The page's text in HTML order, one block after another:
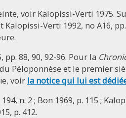
voir Kalopissi-Verti 1975.
Verti 1992, no A16, pp.
pp. 88, 90, 92-96. Pour la
Péloponnèse et le premier
voir la notice qui lui est
n. 2 ; Bon 1969, p. 115 ;
p. 412.